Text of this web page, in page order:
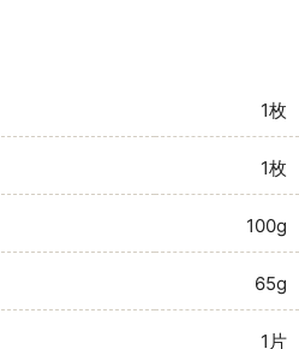
1枚
1枚
100g
65g
1片